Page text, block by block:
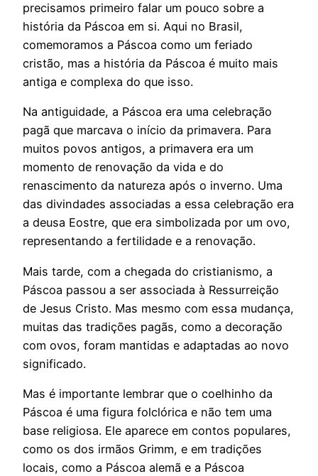
precisamos primeiro falar um pouco sobre a
história da Páscoa em si. Aqui no Brasil,
comemoramos a Páscoa como um feriado
cristão, mas a história da Páscoa é muito mais
antiga e complexa do que isso.
Na antiguidade, a Páscoa era uma celebração
pagã que marcava o início da primavera. Para
muitos povos antigos, a primavera era um
momento de renovação da vida e do
renascimento da natureza após o inverno. Uma
das divindades associadas a essa celebração era
a deusa Eostre, que era simbolizada por um ovo,
representando a fertilidade e a renovação.
Mais tarde, com a chegada do cristianismo, a
Páscoa passou a ser associada à Ressurreição
de Jesus Cristo. Mas mesmo com essa mudança,
muitas das tradições pagãs, como a decoração
com ovos, foram mantidas e adaptadas ao novo
significado.
Mas é importante lembrar que o coelhinho da
Páscoa é uma figura folclórica e não tem uma
base religiosa. Ele aparece em contos populares,
como os dos irmãos Grimm, e em tradições
locais, como a Páscoa alemã e a Páscoa